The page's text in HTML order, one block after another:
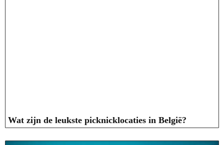
Wat zijn de leukste picknicklocaties in België?